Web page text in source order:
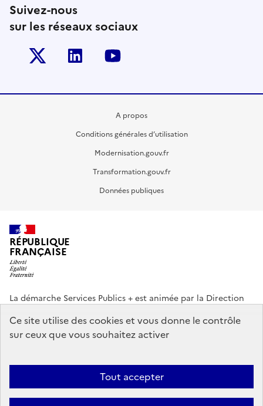
Suivez-nous
sur les réseaux sociaux
Twitter-x Linkedin
A propos
Conditions générales d’utilisation
Modernisation.gouv.fr
Transformation.gouv.fr
Données publiques
RÉPUBLIQUE
FRANÇAISE
La démarche Services Publics + est animée par la Direction
info.gouv.fr service-public.gouv.fr
legifrance.gouv.fr
data.gouv.fr
Footer
Plan du site Accessibilité partiellement conforme Mentions légales
Ce site utilise des cookies et vous donne le contrôle
sur ceux que vous souhaitez activer
Tout accepter